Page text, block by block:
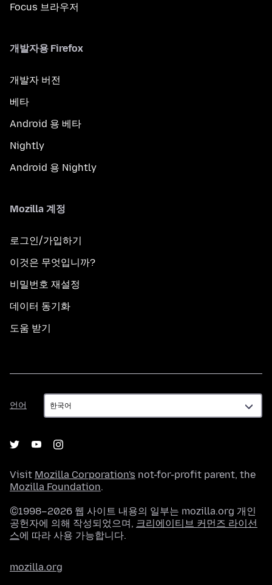
Focus 브라우저
개발자용 Firefox
개발자 버전
베타
Android 용 베타
Nightly
Android 용 Nightly
Mozilla 계정
로그인/가입하기
이것은 무엇입니까?
비밀번호 재설정
데이터 동기화
도움 받기
언어
언
어
Visit Mozilla Corporation's not-for-profit parent, the
Mozilla Foundation.
©1998–2026 웹 사이트 내용의 일부는 mozilla.org 개인
공헌자에 의해 작성되었으며, 크리에이티브 커먼즈 라이선
스에 따라 사용 가능합니다.
mozilla.org